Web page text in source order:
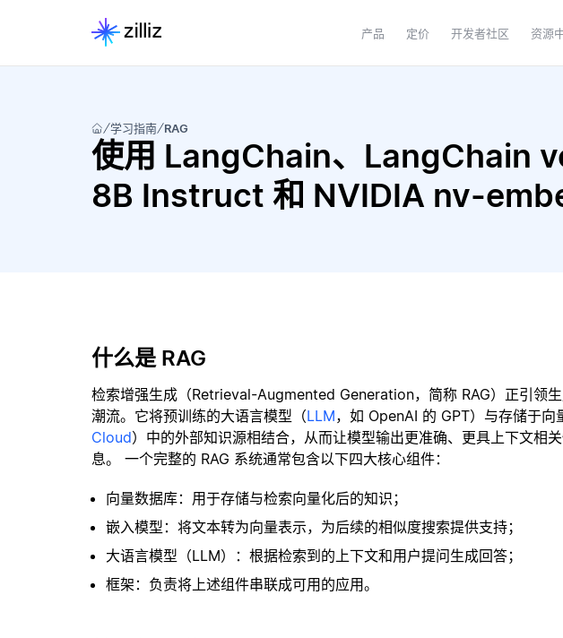
产品 定价 开发者社区 资源
学习指南 RAG
使用 LangChain、LangChain
8B Instruct 和 NVIDIA nv-
什么是 RAG
检索增强生成（Retrieval-Augmented Generation，简称 RAG）正引领
潮流。它将预训练的大语言模型（LLM，如 OpenAI 的 GPT）与存储于向
Cloud）中的外部知识源相结合，从而让模型输出更准确、更具上下文相
息。 一个完整的 RAG 系统通常包含以下四大核心组件：
向量数据库：用于存储与检索向量化后的知识；
嵌入模型：将文本转为向量表示，为后续的相似度搜索提供支持；
大语言模型（LLM）：根据检索到的上下文和用户提问生成回答；
框架：负责将上述组件串联成可用的应用。